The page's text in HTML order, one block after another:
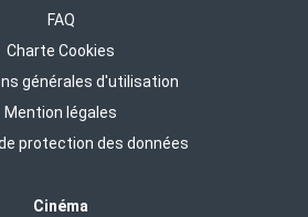
FAQ
Charte Cookies
générales d'utilisation
Mention légales
protection des données
Cinéma